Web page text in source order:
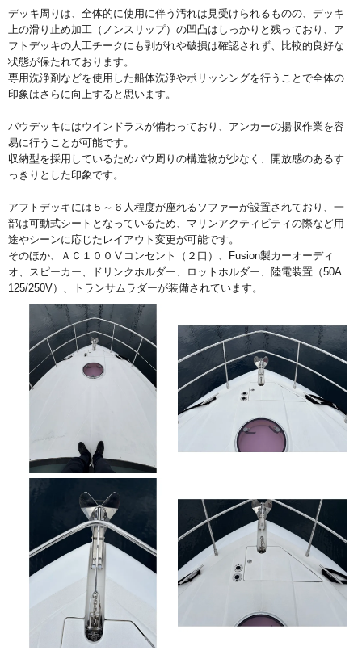
デッキ周りは、全体的に使用に伴う汚れは見受けられるものの、デッキ
上の滑り止め加工（ノンスリップ）の凹凸はしっかりと残っており、ア
フトデッキの人工チークにも剥がれや破損は確認されず、比較的良好な
状態が保たれております。
専用洗浄剤などを使用した船体洗浄やポリッシングを行うことで全体の
印象はさらに向上すると思います。
バウデッキにはウインドラスが備わっており、アンカーの揚収作業を容
易に行うことが可能です。
収納型を採用しているためバウ周りの構造物が少なく、開放感のあるす
っきりとした印象です。
アフトデッキには５～６人程度が座れるソファーが設置されており、一
部は可動式シートとなっているため、マリンアクティビティの際など用
途やシーンに応じたレイアウト変更が可能です。
そのほか、ＡＣ１００Ⅴコンセント（２口）、Fusion製カーオーディ
オ、スピーカー、ドリンクホルダー、ロットホルダー、陸電装置（50A
125/250V）、トランサムラダーが装備されています。